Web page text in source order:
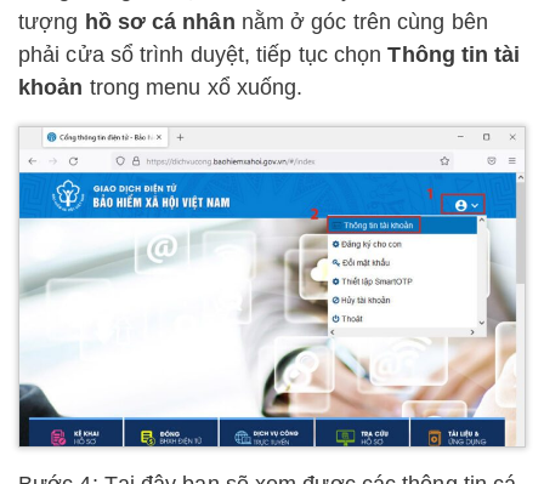
tượng hồ sơ cá nhân nằm ở góc trên cùng bên
phải cửa sổ trình duyệt, tiếp tục chọnThông tin tài
khoản trong menu xổ xuống.